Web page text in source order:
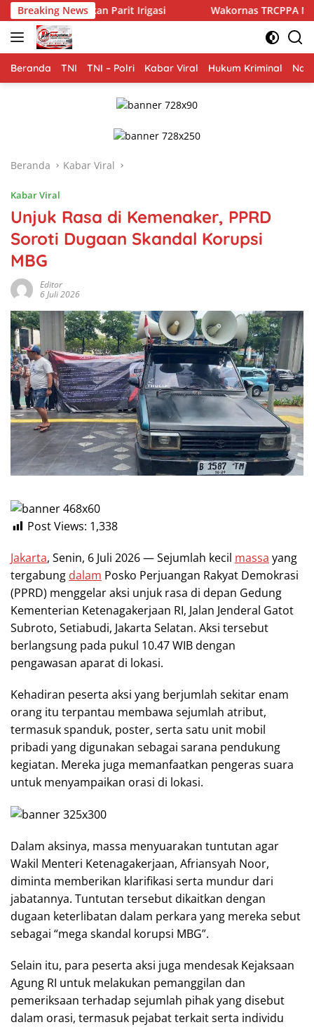
Langsung
ke
konten
Breaking News
Parit Irigasi Wakornas TRCPPA Muhammad
Beranda TNI TNI – Polri Kabar Viral Hukum Kriminal
Beranda Kabar Viral
Kabar Viral
Unjuk Rasa di Kemenaker, PPRD
Soroti Dugaan Skandal Korupsi
MBG
Editor
6 Juli 2026
Post Views: 1,338
Jakarta, Senin, 6 Juli 2026 — Sejumlah kecil massa yang
tergabung dalam Posko Perjuangan Rakyat Demokrasi
(PPRD) menggelar aksi unjuk rasa di depan Gedung
Kementerian Ketenagakerjaan RI, Jalan Jenderal Gatot
Subroto, Setiabudi, Jakarta Selatan. Aksi tersebut
berlangsung pada pukul 10.47 WIB dengan
pengawasan aparat di lokasi.
Kehadiran peserta aksi yang berjumlah sekitar enam
orang itu terpantau membawa sejumlah atribut,
termasuk spanduk, poster, serta satu unit mobil
pribadi yang digunakan sebagai sarana pendukung
kegiatan. Mereka juga memanfaatkan pengeras suara
untuk menyampaikan orasi di lokasi.
Dalam aksinya, massa menyuarakan tuntutan agar
Wakil Menteri Ketenagakerjaan, Afriansyah Noor,
diminta memberikan klarifikasi serta mundur dari
jabatannya. Tuntutan tersebut dikaitkan dengan
dugaan keterlibatan dalam perkara yang mereka sebut
sebagai “mega skandal korupsi MBG”.
Selain itu, para peserta aksi juga mendesak Kejaksaan
Agung RI untuk melakukan pemanggilan dan
pemeriksaan terhadap sejumlah pihak yang disebut
dalam orasi, termasuk pejabat terkait serta individu